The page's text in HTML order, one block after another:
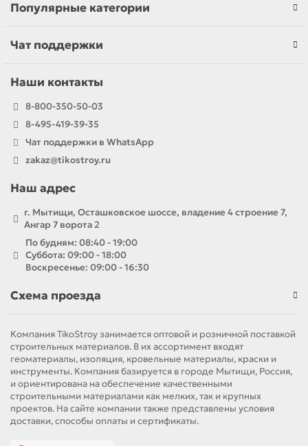
Популярные категории
Чат поддержки
Наши контакты
8-800-350-50-03
8-495-419-39-35
Чат поддержки в WhatsApp
zakaz@tikostroy.ru
Наш адрес
г. Мытищи, Осташковское шоссе, владение 4 строение 7,
Ангар 7 ворота 2
По будням: 08:40 - 19:00
Суббота: 09:00 - 18:00
Воскресенье: 09:00 - 16:30
Схема проезда
Компания TikoStroy занимается оптовой и розничной поставкой
строительных материалов. В их ассортимент входят
геоматериалы, изоляция, кровельные материалы, краски и
инструменты. Компания базируется в городе Мытищи, Россия,
и ориентирована на обеспечение качественными
строительными материалами как мелких, так и крупных
проектов. На сайте компании также представлены условия
доставки, способы оплаты и сертификаты.